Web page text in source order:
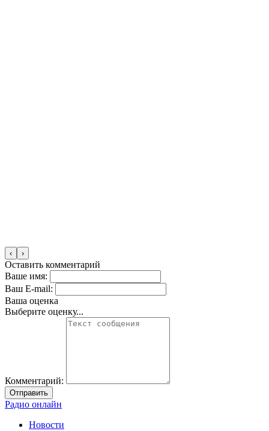
‹ ›
Оставить комментарий
Ваше имя:
Ваш E-mail:
Ваша оценка
Выберите оценку...
Комментарий:
Отправить
Радио онлайн
Новости